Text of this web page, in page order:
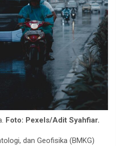
Foto: Pexels/Adit Syahfiar.
dan Geofisika (BMKG)